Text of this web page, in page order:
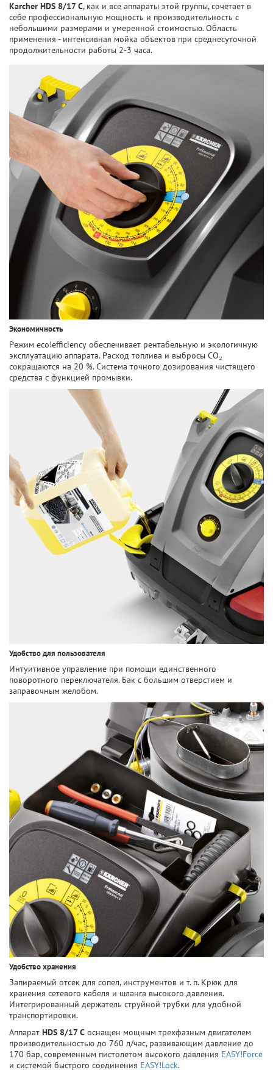
Karcher HDS 8/17 C, как и все аппараты этой группы, сочетает в
себе профессиональную мощность и производительность с
небольшими размерами и умеренной стоимостью. Область
применения - интенсивная мойка объектов при среднесуточной
продолжительности работы 2-3 часа.
Экономичность
Режим eco!efficiency обеспечивает рентабельную и экологичную
эксплуатацию аппарата. Расход топлива и выбросы CO₂
сокращаются на 20 %. Система точного дозирования чистящего
средства с функцией промывки.
Удобство для пользователя
Интуитивное управление при помощи единственного
поворотного переключателя. Бак с большим отверстием и
заправочным желобом.
Удобство хранения
Запираемый отсек для сопел, инструментов и т. п. Крюк для
хранения сетевого кабеля и шланга высокого давления.
Интегрированный держатель струйной трубки для удобной
транспортировки.
Аппарат HDS 8/17 С оснащен мощным трехфазным двигателем
производительностью до 760 л/час, развивающим давление до
170 бар, современным пистолетом высокого давления EASY!Force
и системой быстрого соединения EASY!Lock.